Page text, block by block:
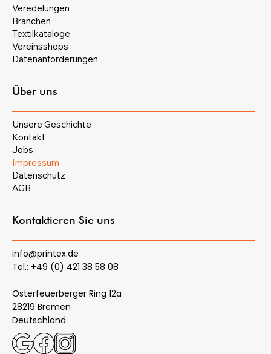
Veredelungen
Branchen
Textilkataloge
Vereinsshops
Datenanforderungen
Über uns
Unsere Geschichte
Kontakt
Jobs
Impressum
Datenschutz
AGB
Kontaktieren Sie uns
info@printex.de
Tel.: +49 (0) 421 38 58 08
Osterfeuerberger Ring 12a
28219 Bremen
Deutschland